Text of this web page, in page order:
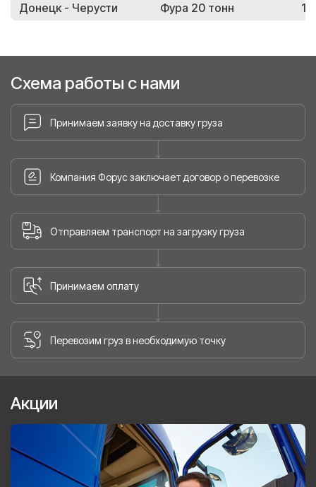
Донецк - Черусти
Фура 20 тонн
Схема работы с нами
Принимаем заявку на доставку груза
Компания Форус заключает договор о перевозке
Отправляем транспорт на загрузку груза
Принимаем оплату
Перевозим груз в необходимую точку
Акции